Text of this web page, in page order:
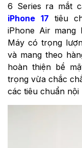
6 Series ra mắt
iPhone 17 tiêu
iPhone Air mang
Máy có trọng
và mang theo
hoàn thiện bề
trọng vừa chắc
các tiêu chuẩn nội